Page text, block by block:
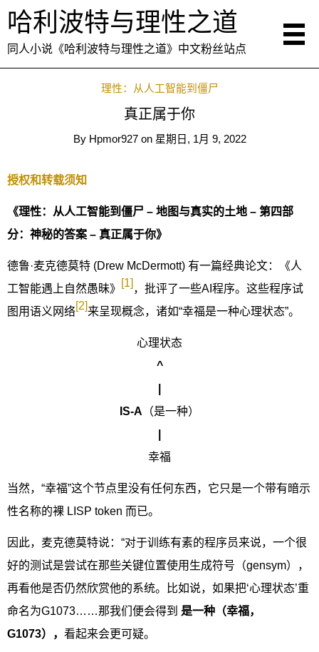
哈利波特与理性之道
同人小说《哈利波特与理性之道》中文粉丝站点
理性：从人工智能到僵尸
真正属于你
By Hpmor927 on 星期日, 1月 9, 2022
授权和转载须知
《理性：从人工智能到僵尸 – 地图与真实的土地 – 第四部
分：神秘的答案 – 真正属于你》
德鲁·麦克德莫特 (Drew McDermott) 有一篇经典论文：《人
工智能遇上自然愚昧》 [1] ，批评了一些AI程序。这些程序试
图用语义网络[2]来呈现概念，诸如“幸福是一种心理状态”。
心理状态
^
IS-A （是一种）
幸福
当然，“幸福”这个节点里没有任何东西，它只是一个带有暗示
性名称的裸 LISP token 而已。
因此，麦克德莫特说：“对于训练有素的程序员来说，一个很
好的测试是尝试在那些关键位置使用生成符号（gensym），
再看他是否仍然欣赏他的系统。比如说，如果把‘心理状态’重
命名为G1073……那我们便会得到 是一种（幸福，
G1073）， 看起来会更可疑。